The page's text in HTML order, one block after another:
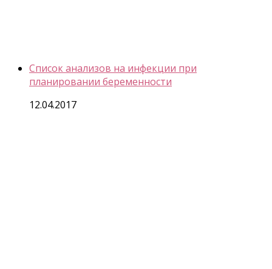
Список анализов на инфекции при
планировании беременности
12.04.2017